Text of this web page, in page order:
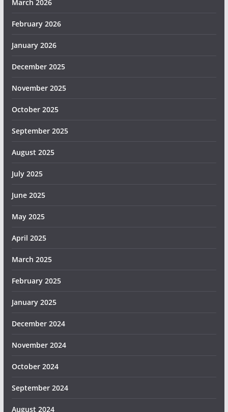
March 2026
February 2026
January 2026
December 2025
November 2025
October 2025
September 2025
August 2025
July 2025
June 2025
May 2025
April 2025
March 2025
February 2025
January 2025
December 2024
November 2024
October 2024
September 2024
August 2024